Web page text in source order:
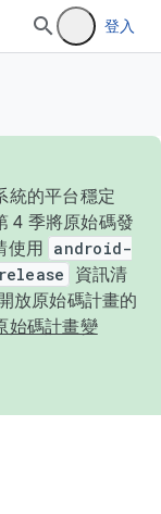
登入
統的平台穩定
4 季將原始碼發
使用 android-
資訊清
放原始碼計畫的
始碼計畫變